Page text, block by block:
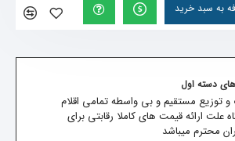
به سبد خرید
دسته اول
و توزیع مستقیم و بی واسطه تمامی اقلام
علت ارائه قیمت های کاملا رقابتی برای
محترم میباشد